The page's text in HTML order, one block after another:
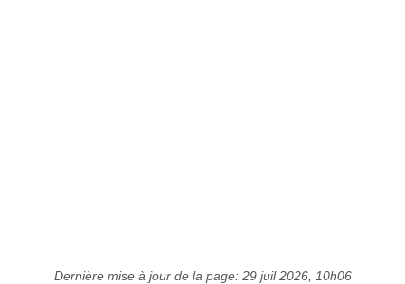
Dernière mise à jour de la page: 29 juil 2026, 10h06